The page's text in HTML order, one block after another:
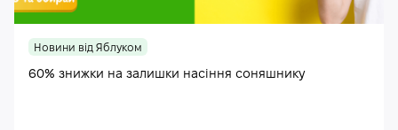
Новини від Яблуком
60% знижки на залишки насіння соняшнику